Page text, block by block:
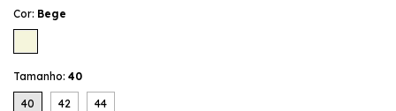
Cor: Bege
Tamanho: 40
40 42 44